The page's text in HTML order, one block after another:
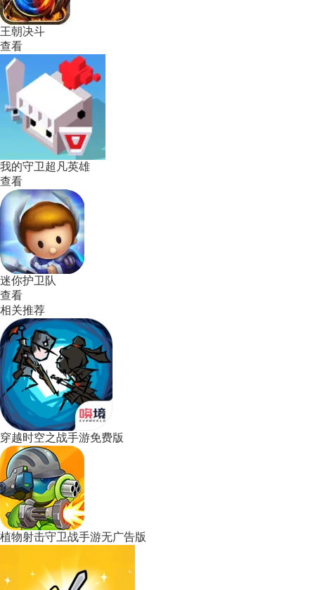
王朝决斗
查看
我的守卫超凡英雄
查看
迷你护卫队
查看
相关推荐
穿越时空之战手游免费版
植物射击守卫战手游无广告版